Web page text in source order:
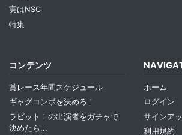
実はNSC
特集
コンテンツ
賞レース年間スケジュール
ギャグコンボを決めろ！
ラビット！の出演者をガチャで
決めたら...
ホーム
ログイン
サインア
利用規約